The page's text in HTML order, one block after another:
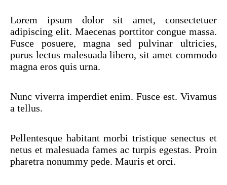
Lorem ipsum dolor sit amet, consectetuer
adipiscing elit. Maecenas porttitor congue massa.
Fusce posuere, magna sed pulvinar ultricies,
purus lectus malesuada libero, sit amet commodo
magna eros quis urna.
Nunc viverra imperdiet enim. Fusce est. Vivamus
a tellus.
Pellentesque habitant morbi tristique senectus et
netus et malesuada fames ac turpis egestas. Proin
pharetra nonummy pede. Mauris et orci.